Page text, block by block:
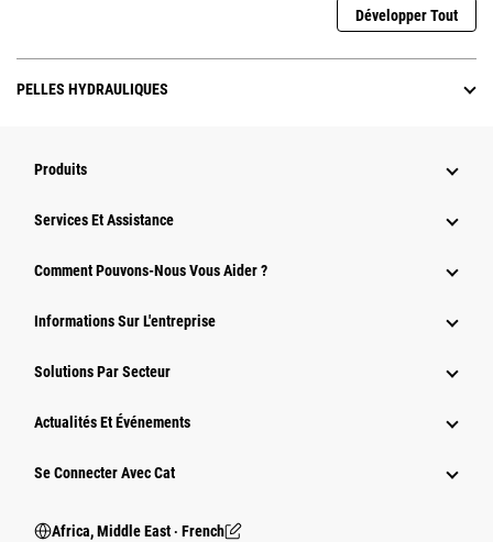
Développer Tout
PELLES HYDRAULIQUES
Produits
Services Et Assistance
Comment Pouvons-Nous Vous Aider ?
Informations Sur L'entreprise
Solutions Par Secteur
Actualités Et Événements
Se Connecter Avec Cat
Africa, Middle East ‧ French